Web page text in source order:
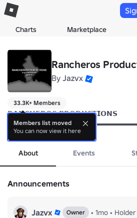
Charts Marketplace
Rancheros
By Jazvx
33.3K+ Members
𝗥𝗔𝗡𝗖𝗛𝗘𝗥𝗢𝗦 𝗣𝗥𝗢𝗗𝗨𝗖𝗧𝗜𝗢𝗡𝗦
𝗥𝗢𝗟𝗘𝗣𝗟𝗔𝗬
𝐀𝐜𝐞𝐫𝐜𝐚
Grupo oficial del juego Ranchería,
𝐒𝐭𝐚𝐭𝐮𝐬: Activo
more
About Events
Announcements
Jazvx Owner • 1mo • Holder
Members list moved
You can now view it here